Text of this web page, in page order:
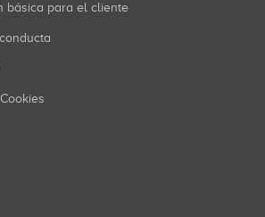
básica para el cliente